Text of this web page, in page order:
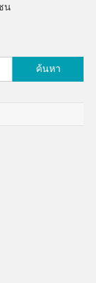
น
สำหรับ: